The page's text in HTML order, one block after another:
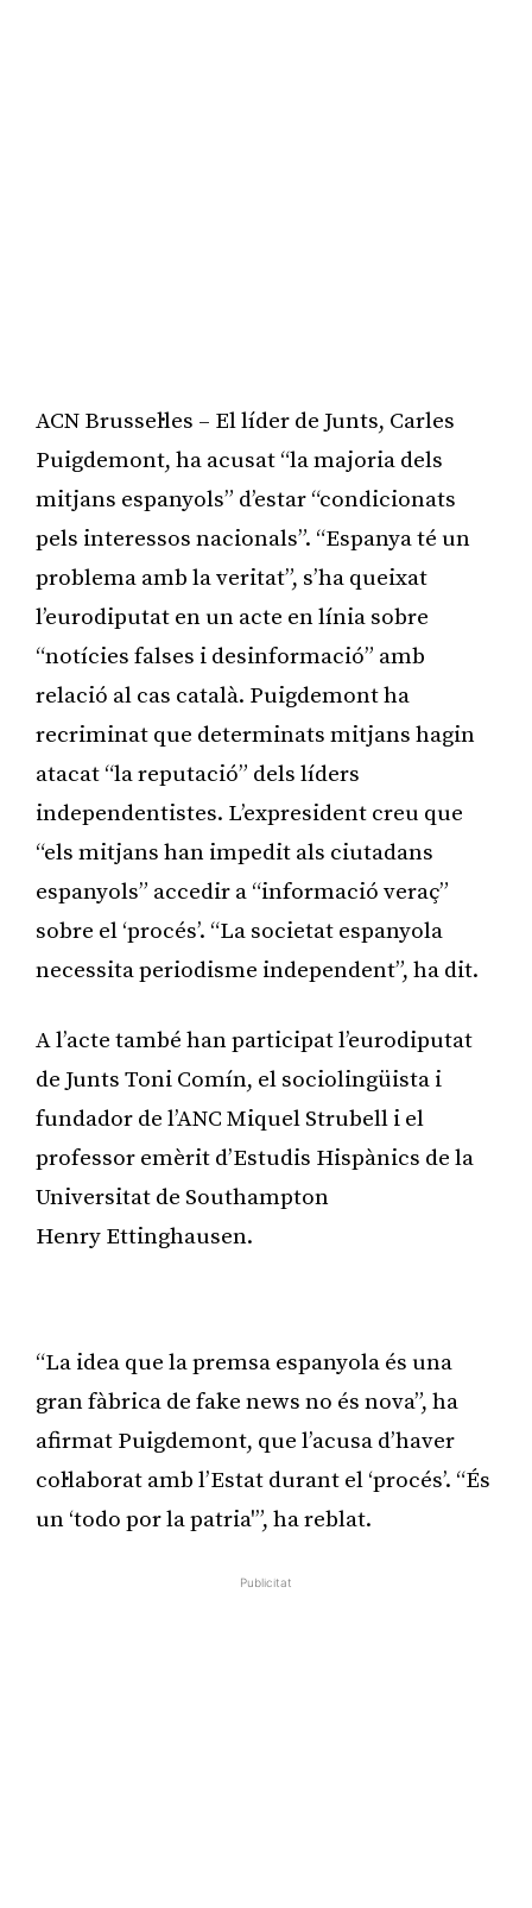
ACN Brussel·les – El líder de Junts, Carles
Puigdemont, ha acusat “la majoria dels
mitjans espanyols” d’estar “condicionats
pels interessos nacionals”. “Espanya té un
problema amb la veritat”, s’ha queixat
l’eurodiputat en un acte en línia sobre
“notícies falses i desinformació” amb
relació al cas català. Puigdemont ha
recriminat que determinats mitjans hagin
atacat “la reputació” dels líders
independentistes. L’expresident creu que
“els mitjans han impedit als ciutadans
espanyols” accedir a “informació veraç”
sobre el ‘procés’. “La societat espanyola
necessita periodisme independent”, ha dit.
A l’acte també han participat l’eurodiputat
de Junts Toni Comín, el sociolingüista i
fundador de l’ANC Miquel Strubell i el
professor emèrit d’Estudis Hispànics de la
Universitat de Southampton
Henry Ettinghausen.
“La idea que la premsa espanyola és una
gran fàbrica de fake news no és nova”, ha
afirmat Puigdemont, que l’acusa d’haver
col·laborat amb l’Estat durant el ‘procés’. “És
un ‘todo por la patria'”, ha reblat.
Publicitat